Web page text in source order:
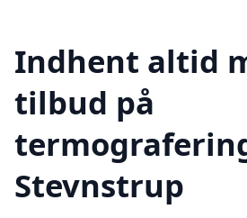
Indhent altid
tilbud på
Stevnstrup